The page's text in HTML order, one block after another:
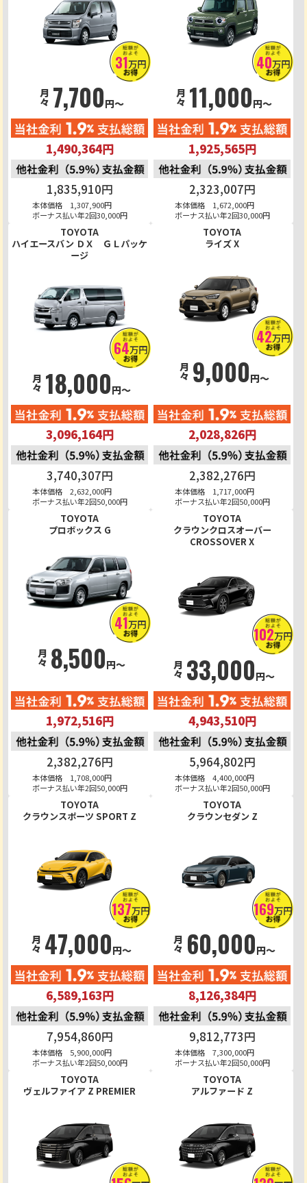
31万円
月々 7,700円～
1,490,364円
1,835,910円
本体価格 1,307,900円
ボーナス払い年2回30,000円
40万円
月々 11,000円～
1,925,565円
2,323,007円
本体価格 1,672,000円
ボーナス払い年2回30,000円
TOYOTA
ハイエースバン ＤＸ ＧＬパッケ
ージ
64万円
月々 18,000円～
3,096,164円
3,740,307円
本体価格 2,632,000円
ボーナス払い年2回50,000円
TOYOTA
ライズ X
42万円
月々 9,000円～
2,028,826円
2,382,276円
本体価格 1,717,000円
ボーナス払い年2回50,000円
TOYOTA
プロボックス G
41万円
月々 8,500円～
1,972,516円
2,382,276円
本体価格 1,708,000円
ボーナス払い年2回50,000円
TOYOTA
クラウンクロスオーバー
CROSSOVER X
102万円
月々 33,000円～
4,943,510円
5,964,802円
本体価格 4,400,000円
ボーナス払い年2回50,000円
TOYOTA
クラウンスポーツ SPORT Z
137万円
月々 47,000円～
6,589,163円
7,954,860円
本体価格 5,900,000円
ボーナス払い年2回50,000円
TOYOTA
クラウンセダン Z
169万円
月々 60,000円～
8,126,384円
9,812,773円
本体価格 7,300,000円
ボーナス払い年2回50,000円
TOYOTA
ヴェルファイア Z PREMIER
TOYOTA
アルファード Z